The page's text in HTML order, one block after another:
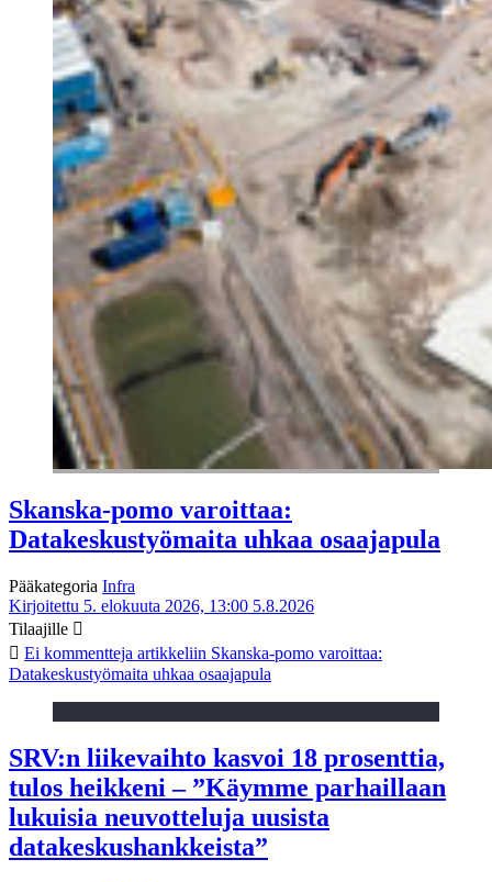
Skanska-pomo varoittaa:
Datakeskustyömaita uhkaa osaajapula
Pääkategoria Infra
Kirjoitettu 5. elokuuta 2026, 13:00 5.8.2026
Tilaajille
Ei kommentteja artikkeliin Skanska-pomo varoittaa:
Datakeskustyömaita uhkaa osaajapula
SRV:n liikevaihto kasvoi 18 prosenttia,
tulos heikkeni – ”Käymme parhaillaan
lukuisia neuvotteluja uusista
datakeskushankkeista”